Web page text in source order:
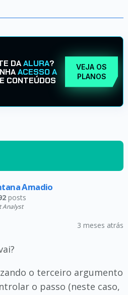
DAALURA?
ACESSO A
E CONTEÚDOS
VEJA OS
PLANOS
Amadio
posts
Analyst
3 meses atrás
o terceiro argumento
o passo (neste caso,